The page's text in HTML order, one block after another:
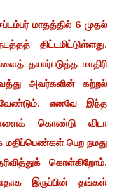
மாதத்தில் 6 முதல்
திட்டமிட்டுள்ளது.
தயார்படுத்த மாதிரி
அவர்களின் கற்றல்
எனவே இந்த
கொண்டு விடா
மதிப்பெண்கள் பெற நமது
கொள்கிறோம்.
இருப்பின் தங்கள்